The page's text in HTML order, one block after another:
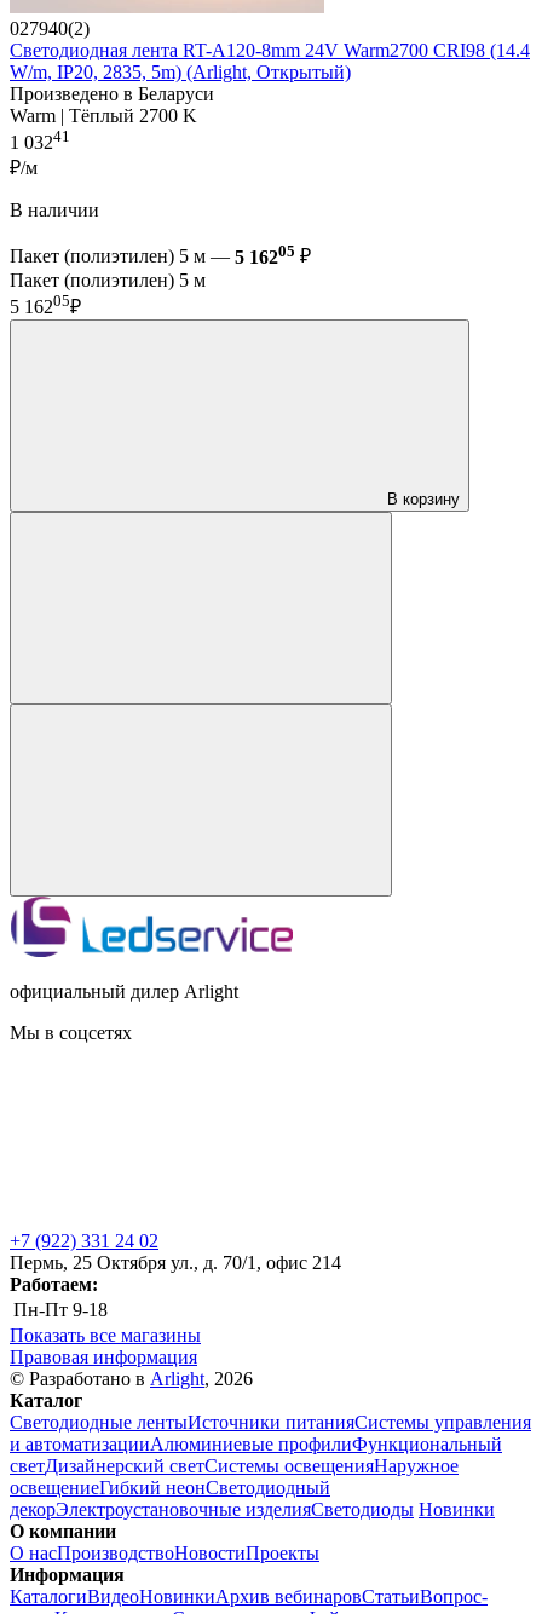
027940(2)
Светодиодная лента RT-A120-8mm 24V Warm2700 CRI98 (14.4
W/m, IP20, 2835, 5m) (Arlight, Открытый)
Произведено в Беларуси
Warm | Тёплый 2700 K
1 03241
₽/м
В наличии
Пакет (полиэтилен) 5 м — 5 16205 ₽
Пакет (полиэтилен) 5 м
5 16205₽
В корзину
официальный дилер Arlight
Мы в соцсетях
+7 (922) 331 24 02
Пермь, 25 Октября ул., д. 70/1, офис 214
Работаем:
Пн-Пт 9-18
Показать все магазины
Правовая информация
© Разработано в Arlight, 2026
Каталог
Светодиодные лентыИсточники питанияСистемы управления
и автоматизацииАлюминиевые профилиФункциональный
светДизайнерский светСистемы освещенияНаружное
освещениеГибкий неонСветодиодный
декорЭлектроустановочные изделияСветодиоды Новинки
О компании
О насПроизводствоНовостиПроекты
Информация
КаталогиВидеоНовинкиАрхив вебинаровСтатьиВопрос-